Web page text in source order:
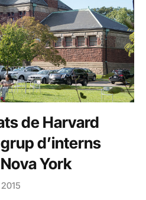
de Harvard
d’interns
York